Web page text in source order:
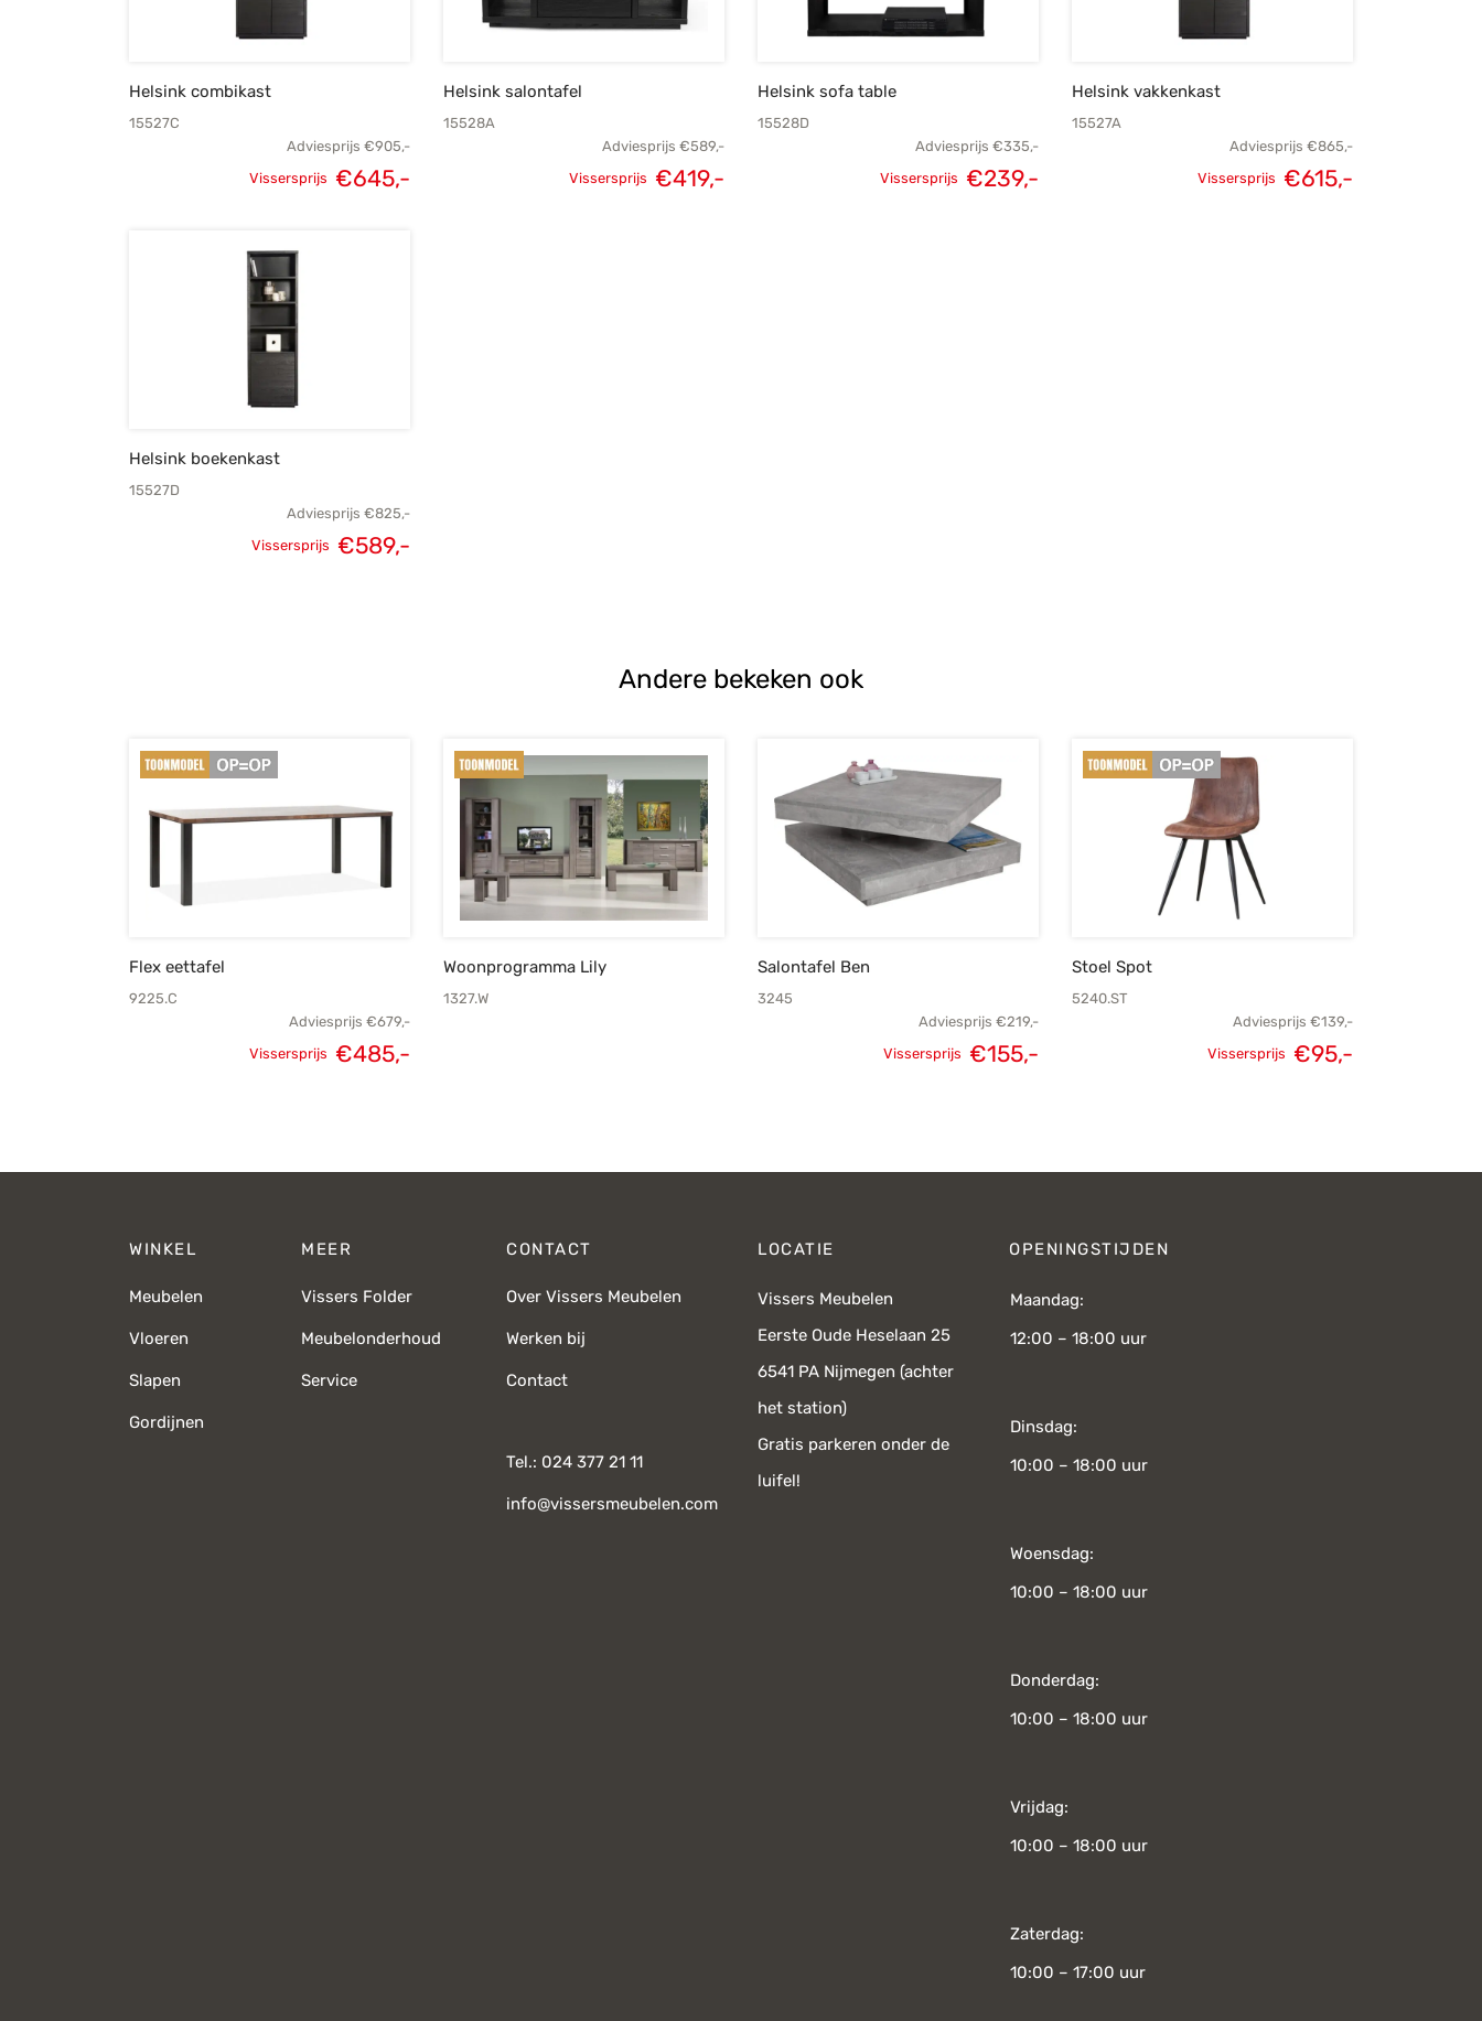
Helsink combikast
15527C
Adviesprijs €905,-
Vissersprijs €645,-
Helsink salontafel
15528A
Adviesprijs €589,-
Vissersprijs €419,-
Helsink sofa table
15528D
Adviesprijs €335,-
Vissersprijs €239,-
Helsink vakkenkast
15527A
Adviesprijs €865,-
Vissersprijs €615,-
Helsink boekenkast
15527D
Adviesprijs €825,-
Vissersprijs €589,-
Andere bekeken ook
Flex eettafel
9225.C
Adviesprijs €679,-
Vissersprijs €485,-
Woonprogramma Lily
1327.W
Salontafel Ben
3245
Adviesprijs €219,-
Vissersprijs €155,-
Stoel Spot
5240.ST
Adviesprijs €139,-
Oorspronkelijke
Vissersprijs €95,-
WINKEL
Meubelen
Vloeren
Slapen
Gordijnen
MEER
Vissers Folder
Meubelonderhoud
Service
CONTACT
Over Vissers Meubelen
Werken bij
Contact
Tel.: 024 377 21 11
info@vissersmeubelen.com
LOCATIE
Vissers Meubelen
Eerste Oude Heselaan 25
6541 PA Nijmegen (achter
het station)
Gratis parkeren onder de
luifel!
OPENINGSTIJDEN
Maandag:
12:00 – 18:00 uur
Dinsdag:
10:00 – 18:00 uur
Woensdag:
10:00 – 18:00 uur
Donderdag:
10:00 – 18:00 uur
Vrijdag:
10:00 – 18:00 uur
Zaterdag:
10:00 – 17:00 uur